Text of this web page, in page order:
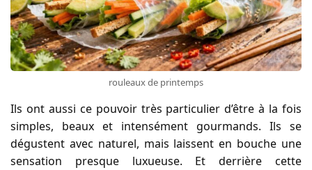
rouleaux de printemps
Ils ont aussi ce pouvoir très particulier d’être à la fois
simples, beaux et intensément gourmands. Ils se
dégustent avec naturel, mais laissent en bouche une
sensation presque luxueuse. Et derrière cette